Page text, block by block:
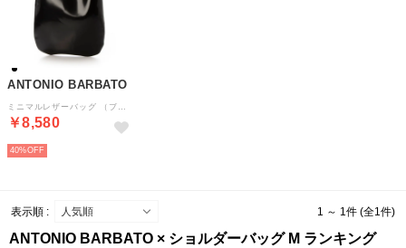
ANTONIO BARBATO
￥8,580
40%
表示順 : 1 ～ 1件 (全1件)
ANTONIO BARBATO × ショルダーバッグ M ランキング